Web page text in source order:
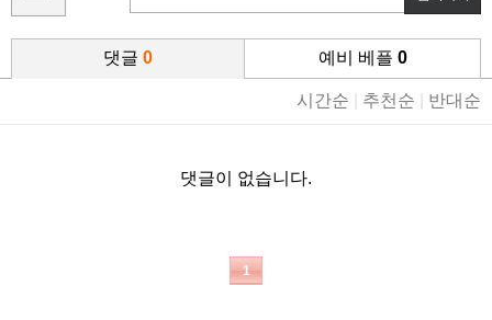
댓글 0 예비 베플 0
시간순 추천순 반대순
댓글이 없습니다.
1